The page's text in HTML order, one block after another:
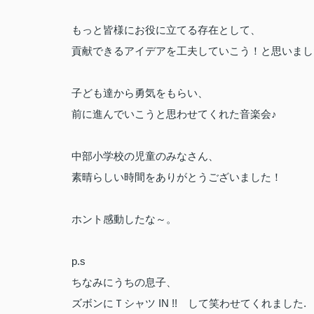
もっと皆様にお役に立てる存在として、
貢献できるアイデアを工夫していこう！と思いま
子ども達から勇気をもらい、
前に進んでいこうと思わせてくれた音楽会♪
中部小学校の児童のみなさん、
素晴らしい時間をありがとうございました！
ホント感動したな～。
p.s
ちなみにうちの息子、
ズボンにＴシャツ IN !! して笑わせてくれました.